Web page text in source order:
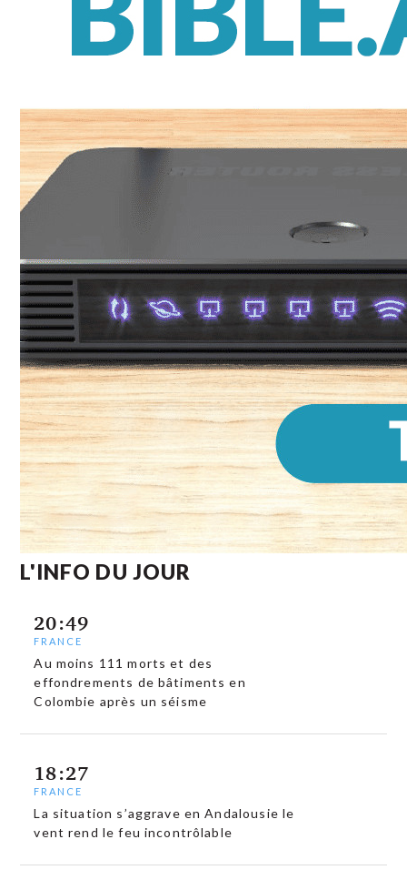
L'INFO DU JOUR
20:49
FRANCE
Au moins 111 morts et des
effondrements de bâtiments en
Colombie après un séisme
18:27
FRANCE
La situation s’aggrave en Andalousie le
vent rend le feu incontrôlable